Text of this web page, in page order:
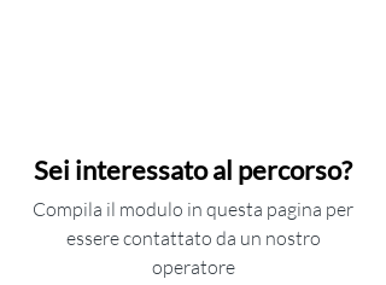
Sei interessato al percorso?
Compila il modulo in questa pagina per
essere contattato da un nostro
operatore